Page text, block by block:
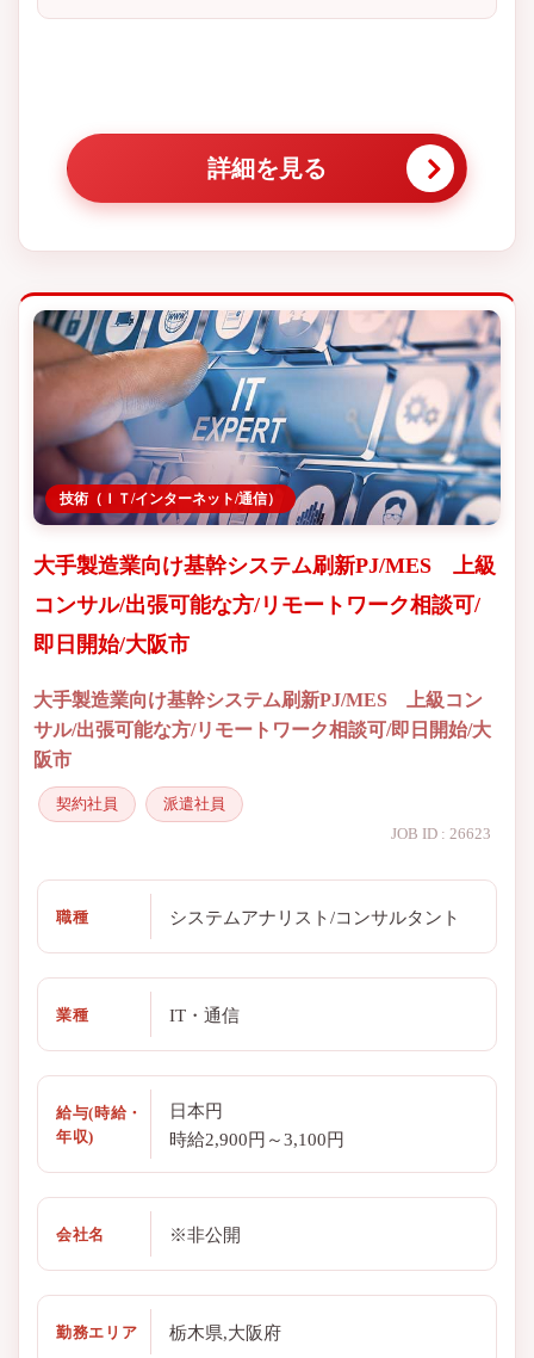
詳細を見る
技術（ＩＴ/インターネット/通信）
大手製造業向け基幹システム刷新PJ/MES 上級
コンサル/出張可能な方/リモートワーク相談可/
即日開始/大阪市
大手製造業向け基幹システム刷新PJ/MES 上級コン
サル/出張可能な方/リモートワーク相談可/即日開始/大
阪市
契約社員
派遣社員
JOB ID : 26623
職種 システムアナリスト/コンサルタント
業種 IT・通信
給与(時給・
年収)
日本円
時給2,900円～3,100円
会社名 ※非公開
勤務エリア 栃木県,大阪府